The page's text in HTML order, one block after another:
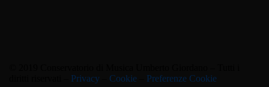
Privacy Cookie Preferenze Cookie